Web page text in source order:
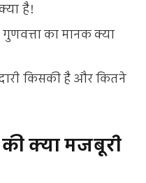
है!
का मानक क्या
किसकी है और कितने
क्या मजबूरी